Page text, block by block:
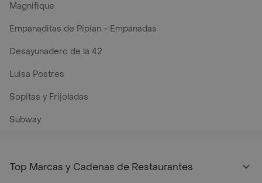
Magnifique
Empanaditas de Pipian - Empanadas
Desayunadero de la 42
Luisa Postres
Sopitas y Frijoladas
Subway
Top Marcas y Cadenas de Restaurantes